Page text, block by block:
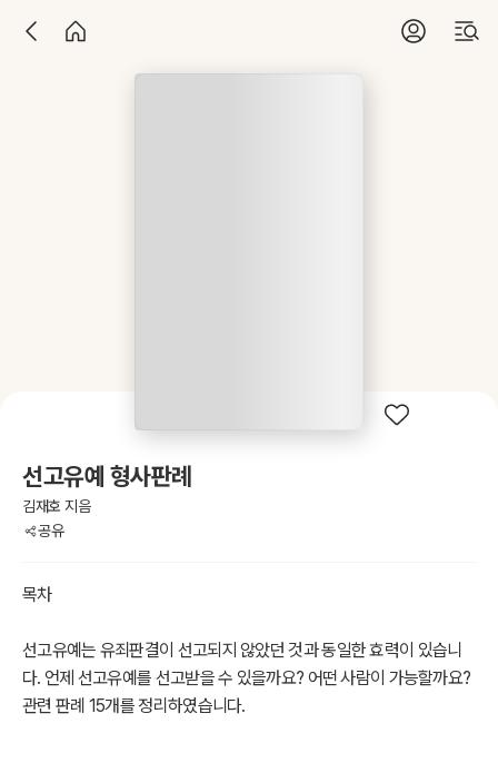
선고유예 형사판례
김재호 지음
공유
목차
선고유예는 유죄판결이 선고되지 않았던 것과 동일한 효력이 있습니
다. 언제 선고유예를 선고받을 수 있을까요? 어떤 사람이 가능할까요?
관련 판례 15개를 정리하였습니다.